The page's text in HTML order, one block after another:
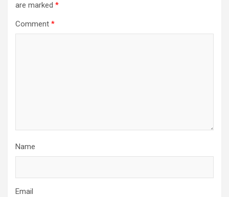
are marked *
Comment *
Name
Email